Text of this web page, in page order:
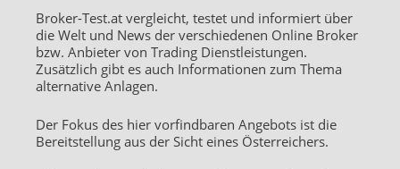
Broker-Test.at vergleicht, testet und informiert über
die Welt und News der verschiedenen Online Broker
bzw. Anbieter von Trading Dienstleistungen.
Zusätzlich gibt es auch Informationen zum Thema
alternative Anlagen.
Der Fokus des hier vorfindbaren Angebots ist die
Bereitstellung aus der Sicht eines Österreichers.